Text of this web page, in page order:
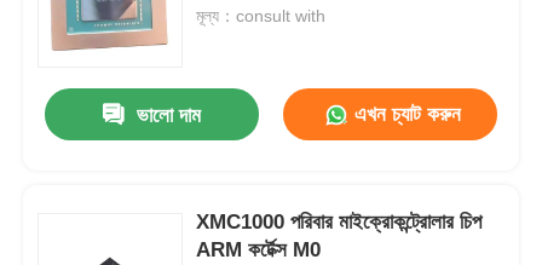
মূল্য：consult with
ভালো দাম এখন চ্যাট করুন
XMC1000 পরিবার মাইক্রোকন্ট্রোলার চিপ
ARM কর্টেক্স M0